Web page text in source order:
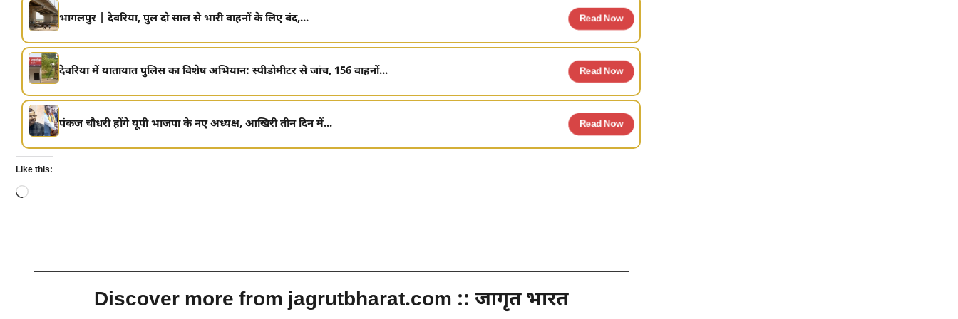
भागलपुर | देवरिया, पुल दो साल से भारी वाहनों के लिए बंद,... Read Now
देवरिया में यातायात पुलिस का विशेष अभियान: स्पीडोमीटर से जांच, 156 वाहनों... Read Now
पंकज चौधरी होंगे यूपी भाजपा के नए अध्यक्ष, आखिरी तीन दिन में... Read Now
Like this:
Loading…
Discover more from jagrutbharat.com :: जागृत भारत